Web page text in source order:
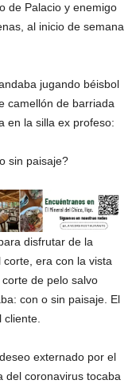
de Palacio y enemigo
al inicio de semana
jugando béisbol
camellón de barriada
en la silla ex profeso:
sin paisaje?
disfrutar de la
era con la vista
de pelo salvo
con o sin paisaje. El
externado por el
del coronavirus tocaba